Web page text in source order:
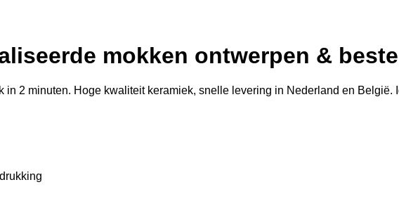
mokken ontwerpen &
2 minuten. Hoge kwaliteit keramiek, snelle levering in Nederland en België.